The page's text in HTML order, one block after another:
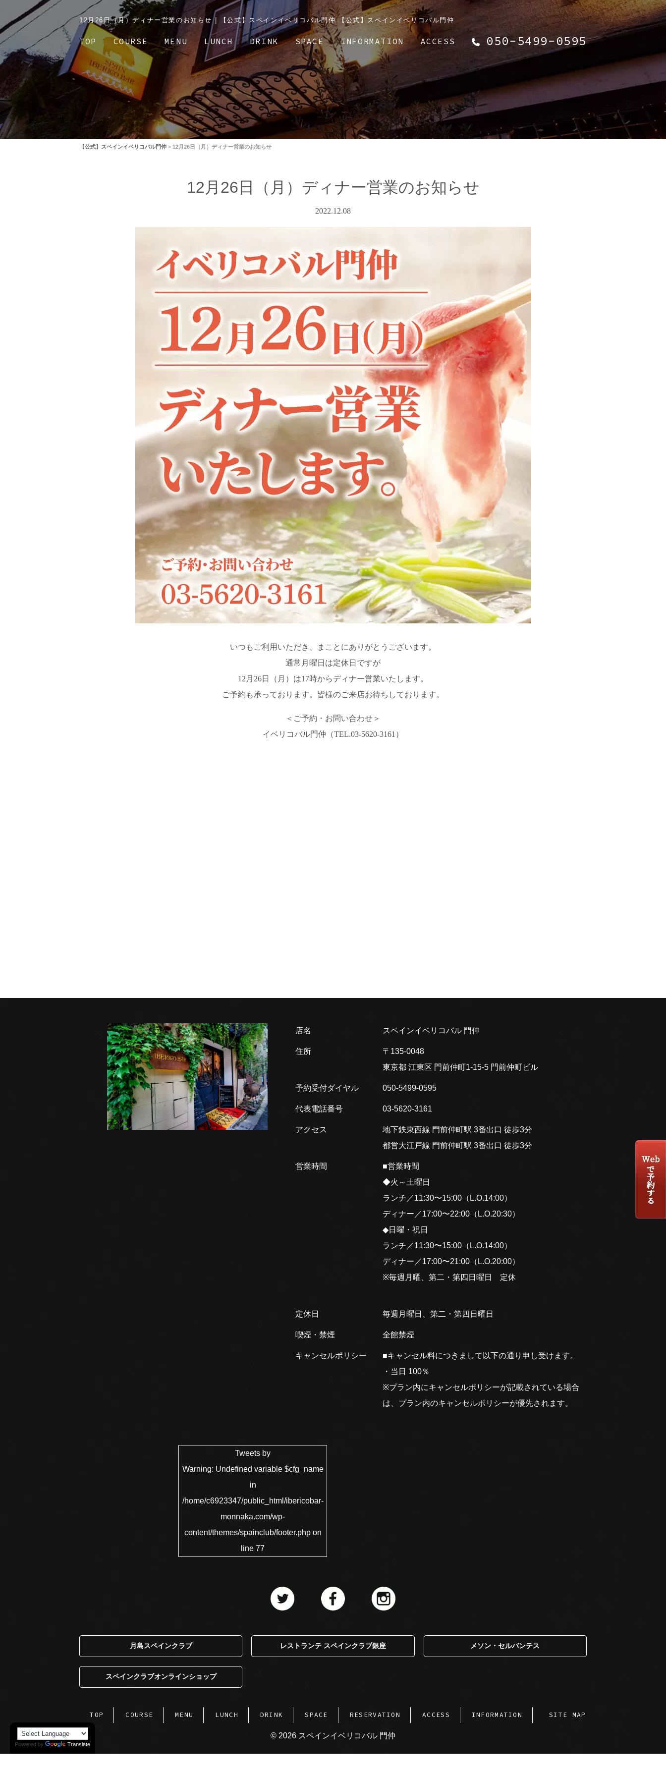
12月26日（月）ディナー営業のお知らせ | 【公式】スペインイベリコバル門仲 【公式】スペインイベリコバル門仲
TOP COURSE MENU LUNCH DRINK SPACE INFORMATION ACCESS 050-5499-0595
【公式】スペインイベリコバル門仲 > 12月26日（月）ディナー営業のお知らせ
12月26日（月）ディナー営業のお知らせ
2022.12.08
いつもご利用いただき、まことにありがとうございます。
通常月曜日は定休日ですが
12月26日（月）は17時からディナー営業いたします。
ご予約も承っております。皆様のご来店お待ちしております。
＜ご予約・お問い合わせ＞
イベリコバル門仲（TEL.03-5620-3161）
店名 スペインイベリコバル 門仲
住所
〒135-0048
東京都 江東区 門前仲町1-15-5 門前仲町ビル
予約受付ダイヤル 050-5499-0595
代表電話番号 03-5620-3161
アクセス
地下鉄東西線 門前仲町駅 3番出口 徒歩3分
都営大江戸線 門前仲町駅 3番出口 徒歩3分
営業時間
■営業時間
◆火～土曜日
ランチ／11:30〜15:00（L.O.14:00）
ディナー／17:00〜22:00（L.O.20:30）
◆日曜・祝日
ランチ／11:30〜15:00（L.O.14:00）
ディナー／17:00〜21:00（L.O.20:00）
※毎週月曜、第二・第四日曜日 定休
定休日 毎週月曜日、第二・第四日曜日
喫煙・禁煙 全館禁煙
キャンセルポリシー
■キャンセル料につきまして以下の通り申し受けます。
・当日 100％
※プラン内にキャンセルポリシーが記載されている場合
は、プラン内のキャンセルポリシーが優先されます。
Tweets by
Warning: Undefined variable $cfg_name
in
/home/c6923347/public_html/ibericobar-
monnaka.com/wp-
content/themes/spainclub/footer.phpon
line 77
月島スペインクラブ レストランテ スペインクラブ銀座 メソン・セルバンテス
スペインクラブオンラインショップ
TOP COURSE MENU LUNCH DRINK SPACE RESERVATION ACCESS INFORMATION SITE MAP
Powered by Translate
© 2026 スペインイベリコバル 門仲